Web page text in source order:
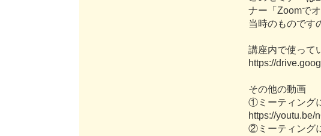
ナー 「 Zoomでオ
当時のものです
講座内で使って
https://drive.goog
その他の動画
① ミ ーテ ィ ング
https://youtu.be/n
② ミ ーテ ィ ング